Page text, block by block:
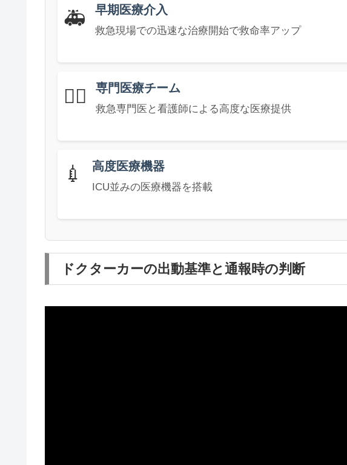
🚑 早期医療介入
救急現場での迅速な治療開始で救命率アップ
👨‍⚕️ 専門医療チーム
救急専門医と看護師による高度な医療提供
💉 高度医療機器
ICU並みの医療機器を搭載
ドクターカーの出動基準と通報時の判断